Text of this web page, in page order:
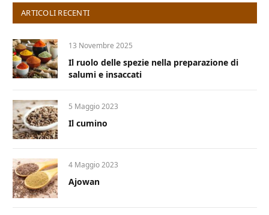
ARTICOLI RECENTI
13 Novembre 2025
Il ruolo delle spezie nella preparazione di
salumi e insaccati
5 Maggio 2023
Il cumino
4 Maggio 2023
Ajowan